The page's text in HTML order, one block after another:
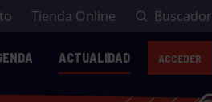
Tienda Online Buscador
ACTUALIDAD ACCEDER